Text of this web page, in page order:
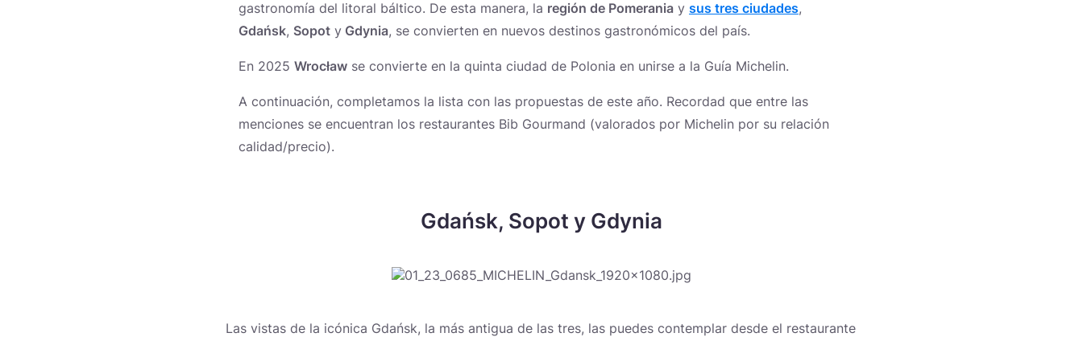
gastronomía del litoral báltico. De esta manera, la región de Pomerania y sus tres ciudades,
Gdańsk, Sopot y Gdynia, se convierten en nuevos destinos gastronómicos del país.
En 2025 Wrocław se convierte en la quinta ciudad de Polonia en unirse a la Guía Michelin.
A continuación, completamos la lista con las propuestas de este año. Recordad que entre las
menciones se encuentran los restaurantes Bib Gourmand (valorados por Michelin por su relación
calidad/precio).
Gdańsk, Sopot y Gdynia
Las vistas de la icónica Gdańsk, la más antigua de las tres, las puedes contemplar desde el restaurante